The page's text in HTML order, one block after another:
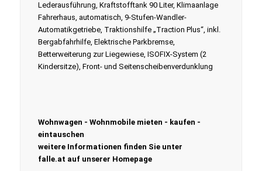
Lederausführung, Kraftstofftank 90 Liter, Klimaanlage
Fahrerhaus, automatisch, 9-Stufen-Wandler-
Automatikgetriebe, Traktionshilfe „Traction Plus“, inkl.
Bergabfahrhilfe, Elektrische Parkbremse,
Betterweiterung zur Liegewiese, ISOFIX-System (2
Kindersitze), Front- und Seitenscheibenverdunklung
Wohnwagen - Wohnmobile mieten - kaufen -
eintauschen
weitere Informationen finden Sie unter
falle.at auf unserer Homepage​ ​​